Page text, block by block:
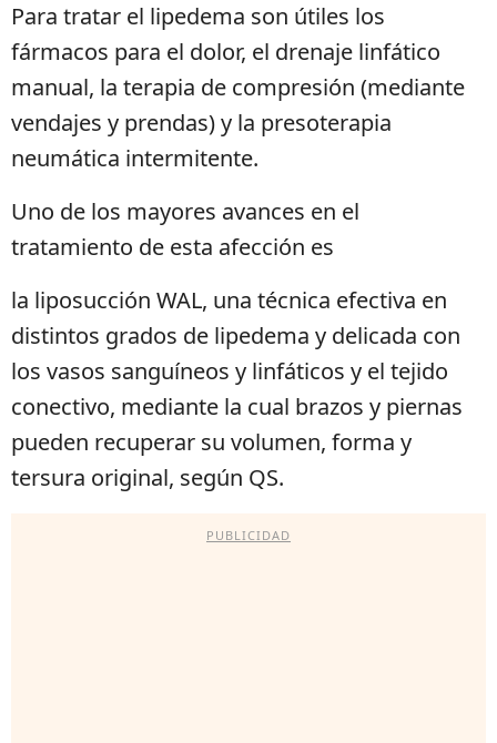
Para tratar el lipedema son útiles los
fármacos para el dolor, el drenaje linfático
manual, la terapia de compresión (mediante
vendajes y prendas) y la presoterapia
neumática intermitente.
Uno de los mayores avances en el
tratamiento de esta afección es
la liposucción WAL, una técnica efectiva en
distintos grados de lipedema y delicada con
los vasos sanguíneos y linfáticos y el tejido
conectivo, mediante la cual brazos y piernas
pueden recuperar su volumen, forma y
tersura original, según QS.
PUBLICIDAD